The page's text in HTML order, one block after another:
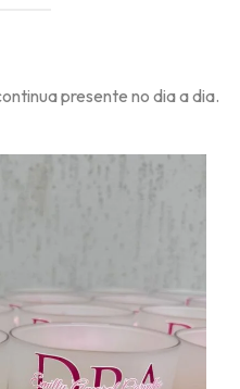
presente no dia a dia.